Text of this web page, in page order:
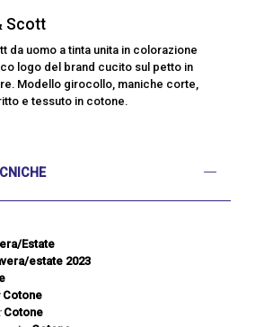
Scott
da uomo a tinta unita in colorazione
logo del brand cucito sul petto in
Modello girocollo, maniche corte,
e tessuto in cotone.
Estate
estate 2023
Cotone
Cotone